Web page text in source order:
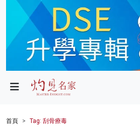
政局
財經
首頁 Tag: 刮骨療毒